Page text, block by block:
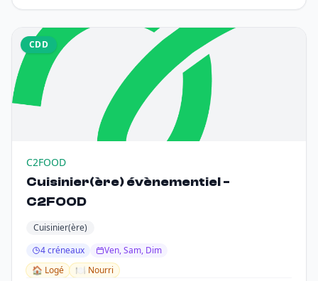
CDD
C2FOOD
Cuisinier(ère) évènementiel -
C2FOOD
Cuisinier(ère)
4 créneaux
Ven, Sam, Dim
🏠 Logé
🍽️ Nourri